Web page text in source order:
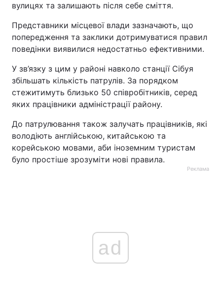
вулицях та залишають після себе сміття.
Представники місцевої влади зазначають, що
попередження та заклики дотримуватися правил
поведінки виявилися недостатньо ефективними.
У зв’язку з цим у районі навколо станції Сібуя
збільшать кількість патрулів. За порядком
стежитимуть близько 50 співробітників, серед
яких працівники адміністрації району.
До патрулювання також залучать працівників, які
володіють англійською, китайською та
корейською мовами, аби іноземним туристам
було простіше зрозуміти нові правила.
Реклама
ad